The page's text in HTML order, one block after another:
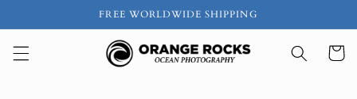
al contenido
FREE WORLDWIDE SHIPPING
Carrito